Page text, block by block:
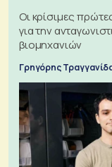
Οι κρίσιμες
για την
βιομηχανιών
Γρηγόρης